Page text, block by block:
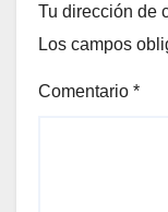
Tu dirección de
Los campos
Comentario *